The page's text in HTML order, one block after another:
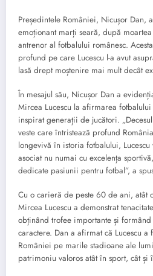
Președintele României, Nicușor Dan,
emoționant marți seară, după
antrenor al fotbalului românesc.
profund pe care Lucescu l-a avut
lasă drept moștenire mai mult decât
În mesajul său, Nicușor Dan a
Mircea Lucescu la afirmarea
inspirat generații de jucători.
veste care întristează profund
longevivă în istoria fotbalului,
asociat nu numai cu excelența
dedicate pasiunii pentru fotbal”, a
Cu o carieră de peste 60 de ani, atât
Mircea Lucescu a demonstrat
obținând trofee importante și
caractere. Dan a afirmat că Lucescu a
României pe marile stadioane ale
patrimoniu valoros atât în sport, cât și